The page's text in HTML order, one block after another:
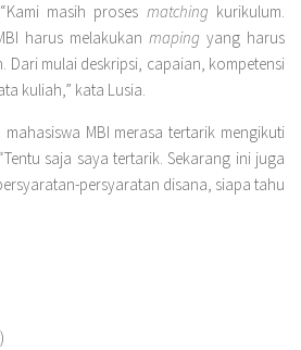
masih proses matching kurikulum.
harus melakukan maping yang harus
Dari mulai deskripsi, capaian, kompetensi
kuliah,” kata Lusia.
MBI merasa tertarik mengikuti
saja saya tertarik. Sekarang ini juga
persyaratan disana, siapa tahu